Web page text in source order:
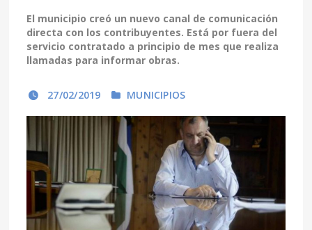
El municipio creó un nuevo canal de comunicación
directa con los contribuyentes. Está por fuera del
servicio contratado a principio de mes que realiza
llamadas para informar obras.
27/02/2019 MUNICIPIOS